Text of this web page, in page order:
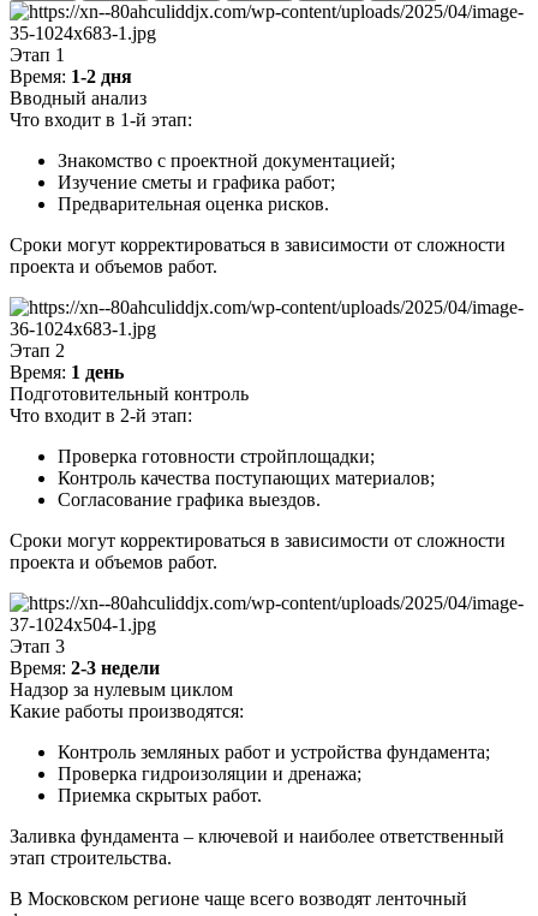
Этап 1
Время: 1-2 дня
Вводный анализ
Что входит в 1-й этап:
Знакомство с проектной документацией;
Изучение сметы и графика работ;
Предварительная оценка рисков.
Сроки могут корректироваться в зависимости от сложности
проекта и объемов работ.
Этап 2
Время: 1 день
Подготовительный контроль
Что входит в 2-й этап:
Проверка готовности стройплощадки;
Контроль качества поступающих материалов;
Согласование графика выездов.
Сроки могут корректироваться в зависимости от сложности
проекта и объемов работ.
Этап 3
Время: 2-3 недели
Надзор за нулевым циклом
Какие работы производятся:
Контроль земляных работ и устройства фундамента;
Проверка гидроизоляции и дренажа;
Приемка скрытых работ.
Заливка фундамента – ключевой и наиболее ответственный
этап строительства.
В Московском регионе чаще всего возводят ленточный